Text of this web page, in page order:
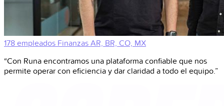
178 empleados Finanzas AR, BR, CO, MX
“Con Runa encontramos una plataforma confiable que nos
permite operar con eficiencia y dar claridad a todo el equipo.”